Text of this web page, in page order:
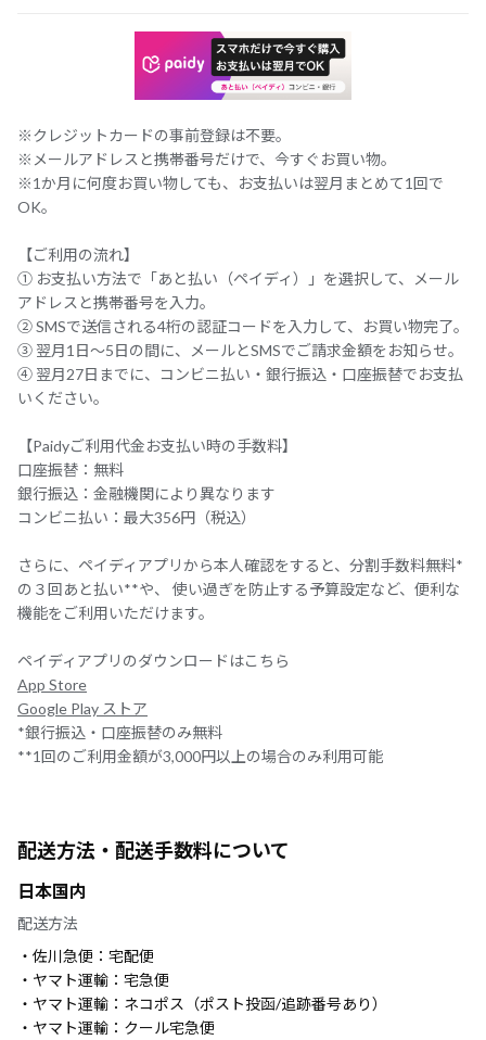
※クレジットカードの事前登録は不要。
※メールアドレスと携帯番号だけで、今すぐお買い物。
※1か月に何度お買い物しても、お支払いは翌月まとめて1回で
OK。
【ご利用の流れ】
① お支払い方法で「あと払い（ペイディ）」を選択して、メール
アドレスと携帯番号を入力。
② SMSで送信される4桁の認証コードを入力して、お買い物完了。
③ 翌月1日～5日の間に、メールとSMSでご請求金額をお知らせ。
④ 翌月27日までに、コンビニ払い・銀行振込・口座振替でお支払
いください。
【Paidyご利用代金お支払い時の手数料】
口座振替：無料
銀行振込：金融機関により異なります
コンビニ払い：最大356円（税込）
さらに、ペイディアプリから本人確認をすると、分割手数料無料*
の３回あと払い**や、 使い過ぎを防止する予算設定など、便利な
機能をご利用いただけます。
ペイディアプリのダウンロードはこちら
App Store
Google Play ストア
*銀行振込・口座振替のみ無料
**1回のご利用金額が3,000円以上の場合のみ利用可能
配送方法・配送手数料について
日本国内
配送方法
・佐川急便：宅配便
・ヤマト運輸：宅急便
・ヤマト運輸：ネコポス（ポスト投函/追跡番号あり）
・ヤマト運輸：クール宅急便